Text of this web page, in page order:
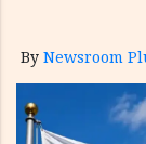
By Newsroom